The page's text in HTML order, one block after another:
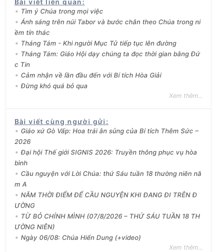
Bài viết liên quan :
Tìm ý Chúa trong mọi việc
Ánh sáng trên núi Tabor và bước chân theo Chúa trong ni
ềm tín thác
Tháng Tám - Khi người Mục Tử tiếp tục lên đường
Tháng Tám: Giáo Hội dạy chúng ta đọc thời gian bằng Đứ
c Tin
Cảm nhận về lần đầu đến với Bí tích Hòa Giải
Đừng khó quá bỏ qua
Xem thêm...
Bài viết cùng người gửi :
Giáo xứ Gò Vấp: Hoa trái ân sủng của Bí tích Thêm Sức –
2026
Đại hội Thế giới SIGNIS 2026: Truyền thông phục vụ hòa
bình
Cầu nguyện với Lời Chúa: thứ Sáu tuần 18 thường niên nă
m A
NĂM THỜI ĐIỂM ĐỂ CẦU NGUYỆN KHI ĐANG ĐI TRÊN Đ
ƯỜNG
TỪ BỎ CHÍNH MÌNH (07/8/2026 – THỨ SÁU TUẦN 18 TH
ƯỜNG NIÊN)
Ngày 06/08: Chúa Hiển Dung (+video)
Xem thêm...